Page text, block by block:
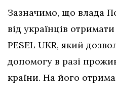
Зазначимо, що влада
від українців
PESEL UKR, який
допомогу в разі
країни. На його